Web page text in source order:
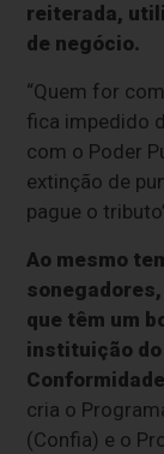
reiterada,
de negócio.
“Quem for
fica impedido
com o Poder
extinção de
pague o
Ao mesmo
que têm um
instituição do
cria o
(Confia) e o